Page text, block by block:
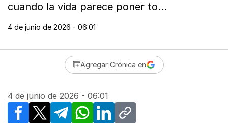
cuando la vida parece poner to…
4 de junio de 2026 - 06:01
Agregar Crónica en
4 de junio de 2026 - 06:01
Facebook
X TelegramWhatsApp
LinkedInCopy link